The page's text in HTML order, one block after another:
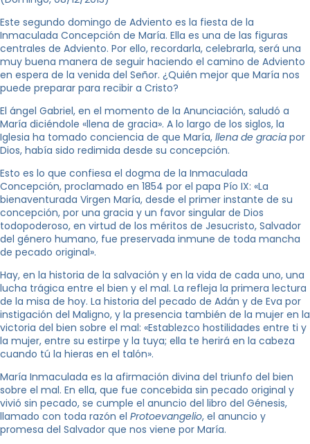
Este segundo domingo de Adviento es la fiesta de la
Inmaculada Concepción de María. Ella es una de las figuras
centrales de Adviento. Por ello, recordarla, celebrarla, será una
muy buena manera de seguir haciendo el camino de Adviento
en espera de la venida del Señor. ¿Quién mejor que María nos
puede preparar para recibir a Cristo?
El ángel Gabriel, en el momento de la Anunciación, saludó a
María diciéndole «llena de gracia». A lo largo de los siglos, la
Iglesia ha tomado conciencia de que María, llena de gracia por
Dios, había sido redimida desde su concepción.
Esto es lo que confiesa el dogma de la Inmaculada
Concepción, proclamado en 1854 por el papa Pío IX: «La
bienaventurada Virgen María, desde el primer instante de su
concepción, por una gracia y un favor singular de Dios
todopoderoso, en virtud de los méritos de Jesucristo, Salvador
del género humano, fue preservada inmune de toda mancha
de pecado original».
Hay, en la historia de la salvación y en la vida de cada uno, una
lucha trágica entre el bien y el mal. La refleja la primera lectura
de la misa de hoy. La historia del pecado de Adán y de Eva por
instigación del Maligno, y la presencia también de la mujer en la
victoria del bien sobre el mal: «Establezco hostilidades entre ti y
la mujer, entre su estirpe y la tuya; ella te herirá en la cabeza
cuando tú la hieras en el talón».
María Inmaculada es la afirmación divina del triunfo del bien
sobre el mal. En ella, que fue concebida sin pecado original y
vivió sin pecado, se cumple el anuncio del libro del Génesis,
llamado con toda razón el Protoevangelio, el anuncio y
promesa del Salvador que nos viene por María.